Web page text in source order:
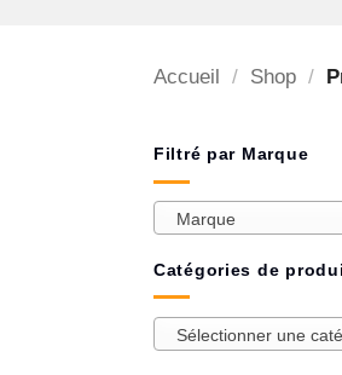
Accueil / Shop /
Filtré par Marque
Marque
Catégories de
Sélectionner une